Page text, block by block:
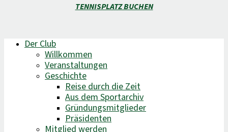
TENNISPLATZ BUCHEN
Der Club
Willkommen
Veranstaltungen
Geschichte
Reise durch die Zeit
Aus dem Sportarchiv
Gründungsmitglieder
Präsidenten
Mitglied werden